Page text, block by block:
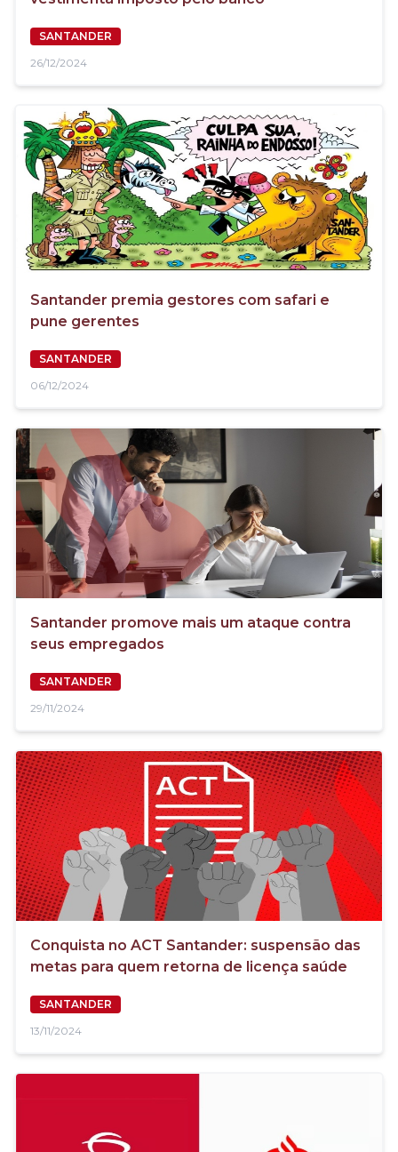
SANTANDER
26/12/2024
Santander premia gestores com safari e
pune gerentes
SANTANDER
06/12/2024
Santander promove mais um ataque contra
seus empregados
SANTANDER
29/11/2024
Conquista no ACT Santander: suspensão das
metas para quem retorna de licença saúde
SANTANDER
13/11/2024